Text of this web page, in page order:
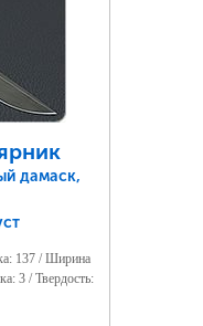
дамаск,
137 / Ширина
3 / Твердость: